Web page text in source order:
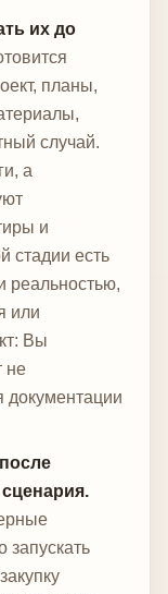
их до
планы,
случай.
а
и
стадии есть
реальностью,
или
Вы
не
документации